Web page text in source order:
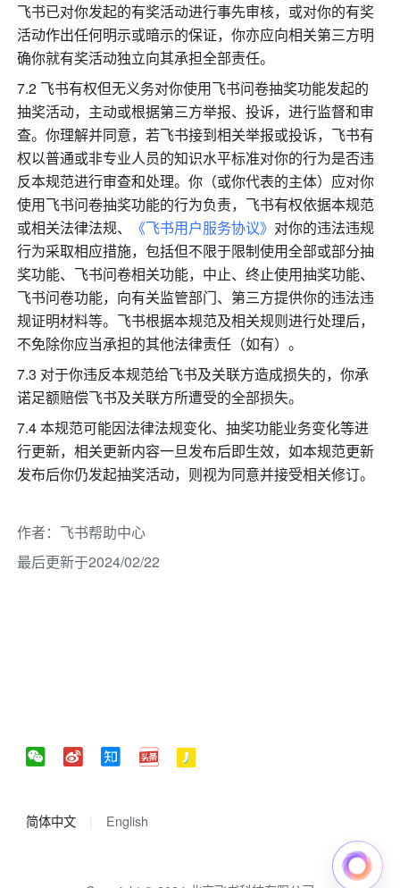
飞书已对你发起的有奖活动进行事先审核，或对你的有奖
活动作出任何明示或暗示的保证，你亦应向相关第三方明
确你就有奖活动独立向其承担全部责任。
7.2 飞书有权但无义务对你使用飞书问卷抽奖功能发起的
抽奖活动，主动或根据第三方举报、投诉，进行监督和审
查。你理解并同意，若飞书接到相关举报或投诉，飞书有
权以普通或非专业人员的知识水平标准对你的行为是否违
反本规范进行审查和处理。你（或你代表的主体）应对你
使用飞书问卷抽奖功能的行为负责，飞书有权依据本规范
或相关法律法规、
《飞书用户服务协议》 对你的违法违规
行为采取相应措施，包括但不限于限制使用全部或部分抽
奖功能、飞书问卷相关功能，中止、终止使用抽奖功能、
飞书问卷功能，向有关监管部门、第三方提供你的违法违
规证明材料等。飞书根据本规范及相关规则进行处理后，
不免除你应当承担的其他法律责任（如有）。
7.3 对于你违反本规范给飞书及关联方造成损失的，你承
诺足额赔偿飞书及关联方所遭受的全部损失。
7.4 本规范可能因法律法规变化、抽奖功能业务变化等进
行更新，相关更新内容一旦发布后即生效，如本规范更新
发布后你仍发起抽奖活动，则视为同意并接受相关修订。
作者： 飞书帮助中心
最后更新于2024/02/22
简体中文 English